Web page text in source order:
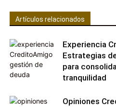
Artículos relacionados
Experiencia
Estrategias
para
tranquilidad
Opiniones